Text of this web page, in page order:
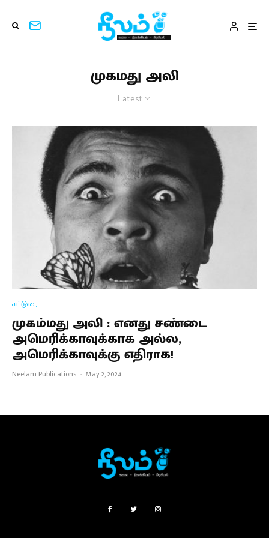
முகமது அலி
Latest
கட்டுரை
முகம்மது அலி : எனது சண்டை
அமெரிக்காவுக்காக அல்ல,
அமெரிக்காவுக்கு எதிராக!
Neelam Publications · May 2, 2024